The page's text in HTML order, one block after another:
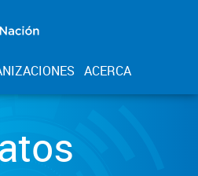
ACERCA